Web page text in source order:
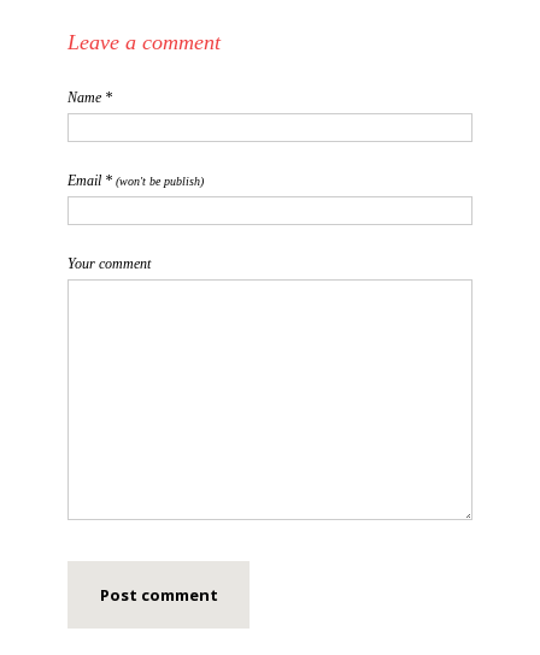
Leave a comment
Name *
Email * (won't be publish)
Your comment